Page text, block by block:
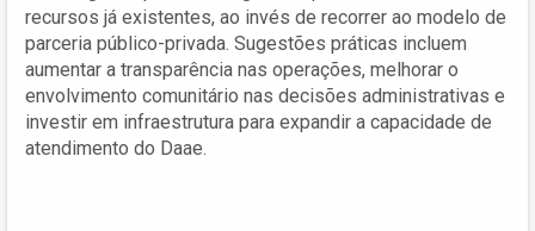
recursos já existentes, ao invés de recorrer ao modelo de
parceria público-privada. Sugestões práticas incluem
aumentar a transparência nas operações, melhorar o
envolvimento comunitário nas decisões administrativas e
investir em infraestrutura para expandir a capacidade de
atendimento do Daae.